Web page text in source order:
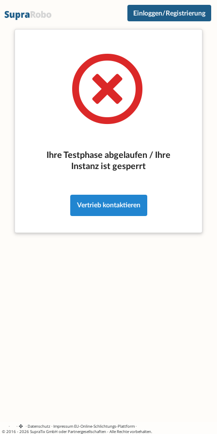
Einloggen/Registrierung
Ihre Testphase abgelaufen / Ihre
Instanz ist gesperrt
Vertrieb kontaktieren
· · ·Datenschutz·Impressum EU-Online-Schlichtungs-Plattform·
© 2016 - 2026 SupraTix GmbH oder Partnergesellschaften - Alle Rechte vorbehalten.